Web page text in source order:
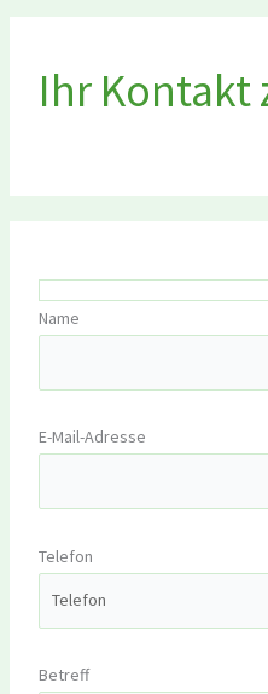
Ihr Kontakt
Name
E-Mail-Adresse
Telefon
Betreff